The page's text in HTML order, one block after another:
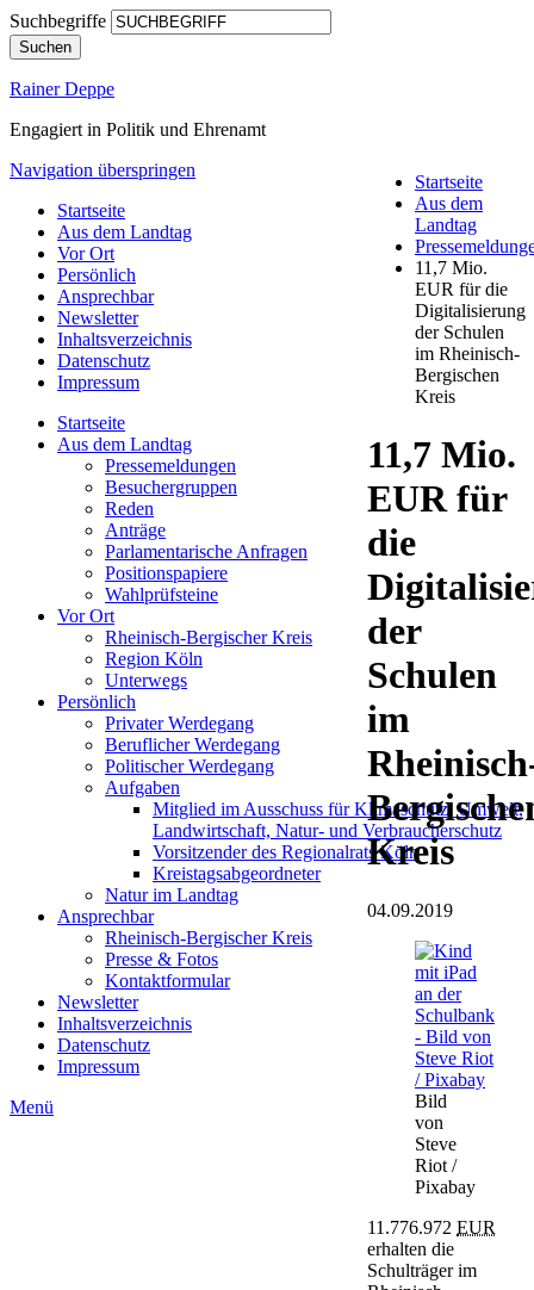
Suchbegriffe
Suchen
Rainer Deppe
Engagiert in Politik und Ehrenamt
Navigation überspringen
Startseite
Aus dem Landtag
Vor Ort
Persönlich
Ansprechbar
Newsletter
Inhaltsverzeichnis
Datenschutz
Impressum
Startseite
Aus dem Landtag
Pressemeldungen
Besuchergruppen
Reden
Anträge
Parlamentarische Anfragen
Positionspapiere
Wahlprüfsteine
Vor Ort
Rheinisch-Bergischer Kreis
Region Köln
Unterwegs
Persönlich
Privater Werdegang
Beruflicher Werdegang
Politischer Werdegang
Aufgaben
Mitglied im Ausschuss für Klimaschutz, Umwelt,
Landwirtschaft, Natur- und Verbraucherschutz
Vorsitzender des Regionalrats Köln
Kreistagsabgeordneter
Natur im Landtag
Ansprechbar
Rheinisch-Bergischer Kreis
Presse & Fotos
Kontaktformular
Newsletter
Inhaltsverzeichnis
Datenschutz
Impressum
Menü
Startseite
Aus dem
Landtag
11,7 Mio.
EUR für die
Digitalisierung
der Schulen
im Rheinisch-
Bergischen
Kreis
11,7 Mio.
EUR für
die
der
Schulen
im
Kreis
04.09.2019
Bild
von
Steve
Riot /
Pixabay
11.776.972 EUR
erhalten die
Schulträger im